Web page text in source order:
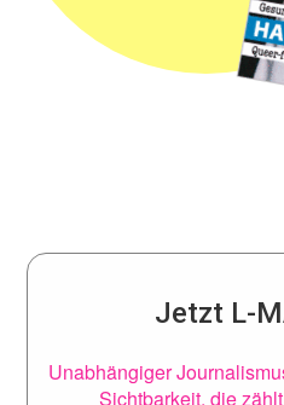
Jetzt L-
Unabhängiger
Sichtbarkeit, die